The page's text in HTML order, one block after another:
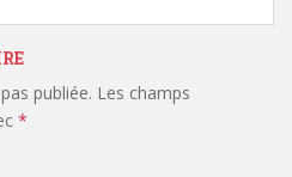
publiée. Les champs
*